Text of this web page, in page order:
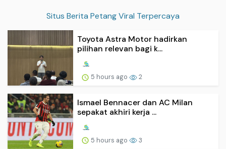
Situs Berita Petang Viral Terpercaya
Toyota Astra Motor hadirkan
pilihan relevan bagi k...
5 hours ago 2
Ismael Bennacer dan AC Milan
sepakat akhiri kerja ...
5 hours ago 3